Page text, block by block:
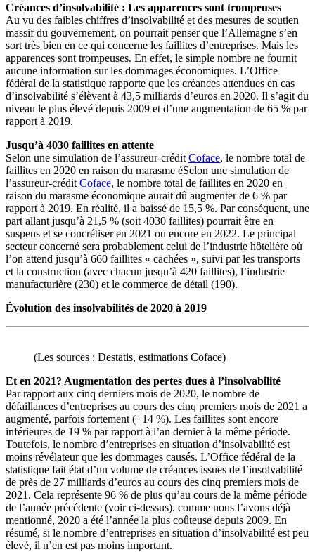
Créances d’insolvabilité : Les apparences sont trompeuses
Au vu des faibles chiffres d’insolvabilité et des mesures de soutien
massif du gouvernement, on pourrait penser que l’Allemagne s’en
sort très bien en ce qui concerne les faillites d’entreprises. Mais les
apparences sont trompeuses. En effet, le simple nombre ne fournit
aucune information sur les dommages économiques. L’Office
fédéral de la statistique rapporte que les créances attendues en cas
d’insolvabilité s’élèvent à 43,5 milliards d’euros en 2020. Il s’agit du
niveau le plus élevé depuis 2009 et d’une augmentation de 65 % par
rapport à 2019.
Jusqu’à 4030 faillites en attente
Selon une simulation de l’assureur-crédit Coface, le nombre total de
faillites en 2020 en raison du marasme éSelon une simulation de
l’assureur-crédit Coface, le nombre total de faillites en 2020 en
raison du marasme économique aurait dû augmenter de 6 % par
rapport à 2019. En réalité, il a baissé de 15,5 %. Par conséquent, une
part allant jusqu’à 21,5 % (soit 4030 faillites) pourrait être en
suspens et se concrétiser en 2021 ou encore en 2022. Le principal
secteur concerné sera probablement celui de l’industrie hôtelière où
l’on attend jusqu’à 660 faillites « cachées », suivi par les transports
et la construction (avec chacun jusqu’à 420 faillites), l’industrie
manufacturière (230) et le commerce de détail (190).
Évolution des insolvabilités de 2020 à 2019
(Les sources : Destatis, estimations Coface)
Et en 2021? Augmentation des pertes dues à l’insolvabilité
Par rapport aux cinq derniers mois de 2020, le nombre de
défaillances d’entreprises au cours des cinq premiers mois de 2021 a
augmenté, parfois fortement (+14 %). Les faillites sont encore
inférieures de 19 % par rapport à l’an dernier à la même période.
Toutefois, le nombre d’entreprises en situation d’insolvabilité est
moins révélateur que les dommages causés. L’Office fédéral de la
statistique fait état d’un volume de créances issues de l’insolvabilité
de près de 27 milliards d’euros au cours des cinq premiers mois de
2021. Cela représente 96 % de plus qu’au cours de la même période
de l’année précédente (voir ci-dessus). comme nous l’avons déjà
mentionné, 2020 a été l’année la plus coûteuse depuis 2009. En
résumé, si le nombre d’entreprises en situation d’insolvabilité est peu
élevé, il n’en est pas moins important.